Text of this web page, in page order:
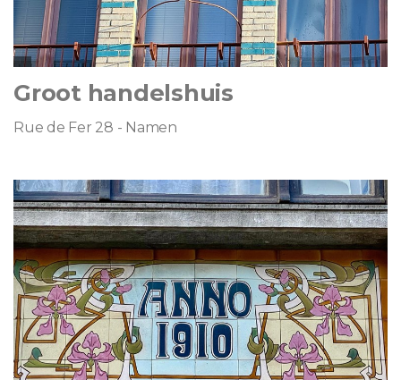
Groot handelshuis
Rue de Fer 28 - Namen